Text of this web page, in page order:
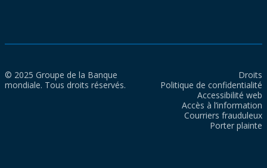
© 2025 Groupe de la Banque
mondiale. Tous droits réservés.
Droits
Politique de confidentialité
Accessibilité web
Accès à l’information
Courriers frauduleux
Porter plainte